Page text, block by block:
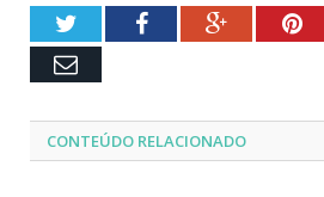
TwitterFacebookGoogle+
Email
CONTEÚDO RELACIONADO